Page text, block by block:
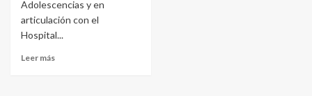
Adolescencias y en
articulación con el
Hospital...
Leer más